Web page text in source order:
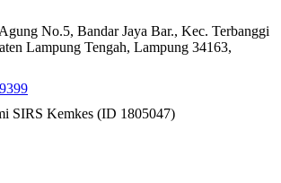
No.5, Bandar Jaya Bar., Kec. Terbanggi
Lampung Tengah, Lampung 34163,
SIRS Kemkes (ID 1805047)